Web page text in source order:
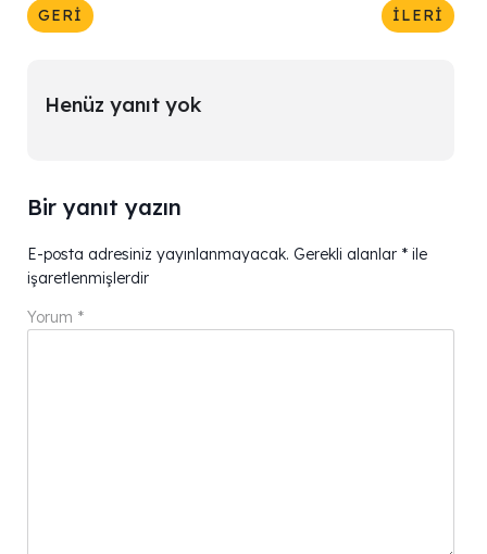
GERI İLERI
Henüz yanıt yok
Bir yanıt yazın
E-posta adresiniz yayınlanmayacak. Gerekli alanlar * ile
işaretlenmişlerdir
Yorum *